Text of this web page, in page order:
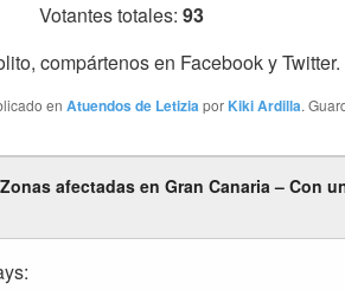
Votantes totales:93
compártenos en Facebook y Twitter.
enAtuendos de Letiziapor Kiki Ardilla.
afectadas en Gran Canaria – Con